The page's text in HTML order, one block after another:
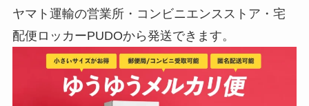
ヤマト運輸の営業所・コンビニエンスストア・宅
配便ロッカーPUDOから発送できます。